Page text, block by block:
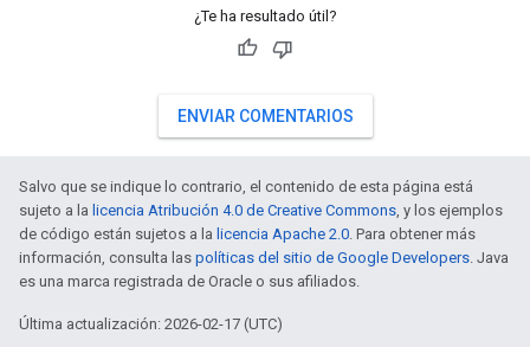
¿Te ha resultado útil?
ENVIAR COMENTARIOS
Salvo que se indique lo contrario, el contenido de esta página está
sujeto a la licencia Atribución 4.0 de Creative Commons, y los ejemplos
de código están sujetos a la licencia Apache 2.0. Para obtener más
información, consulta las políticas del sitio de Google Developers. Java
es una marca registrada de Oracle o sus afiliados.
Última actualización: 2026-02-17 (UTC)